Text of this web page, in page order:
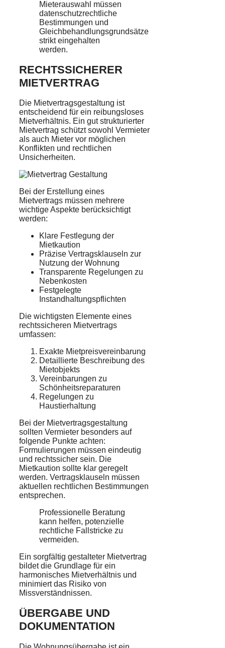
Mieterauswahl müssen
datenschutzrechtliche
Bestimmungen und
Gleichbehandlungsgrundsätze
strikt eingehalten
werden.
RECHTSSICHERER
MIETVERTRAG
Die Mietvertragsgestaltung ist
entscheidend für ein reibungsloses
Mietverhältnis. Ein gut strukturierter
Mietvertrag schützt sowohl Vermieter
als auch Mieter vor möglichen
Konflikten und rechtlichen
Unsicherheiten.
Bei der Erstellung eines
Mietvertrags müssen mehrere
wichtige Aspekte berücksichtigt
werden:
Klare Festlegung der
Mietkaution
Präzise Vertragsklauseln zur
Nutzung der Wohnung
Transparente Regelungen zu
Nebenkosten
Festgelegte
Instandhaltungspflichten
Die wichtigsten Elemente eines
rechtssicheren Mietvertrags
umfassen:
Exakte Mietpreisvereinbarung
Detaillierte Beschreibung des
Mietobjekts
Vereinbarungen zu
Schönheitsreparaturen
Regelungen zu
Haustierhaltung
Bei der Mietvertragsgestaltung
sollten Vermieter besonders auf
folgende Punkte achten:
Formulierungen müssen eindeutig
und rechtssicher sein. Die
Mietkaution sollte klar geregelt
werden. Vertragsklauseln müssen
aktuellen rechtlichen Bestimmungen
entsprechen.
Professionelle Beratung
kann helfen, potenzielle
rechtliche Fallstricke zu
vermeiden.
Ein sorgfältig gestalteter Mietvertrag
bildet die Grundlage für ein
harmonisches Mietverhältnis und
minimiert das Risiko von
Missverständnissen.
ÜBERGABE UND
DOKUMENTATION